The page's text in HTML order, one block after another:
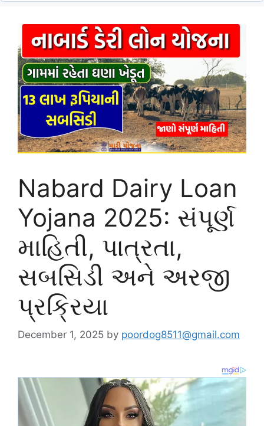
Nabard Dairy Loan
Yojana 2025: સંપૂર્ણ
માહિતી, પાત્રતા,
સબસિડી અને અરજી
પ્રક્રિયા
December 1, 2025 by poordog8511@gmail.com